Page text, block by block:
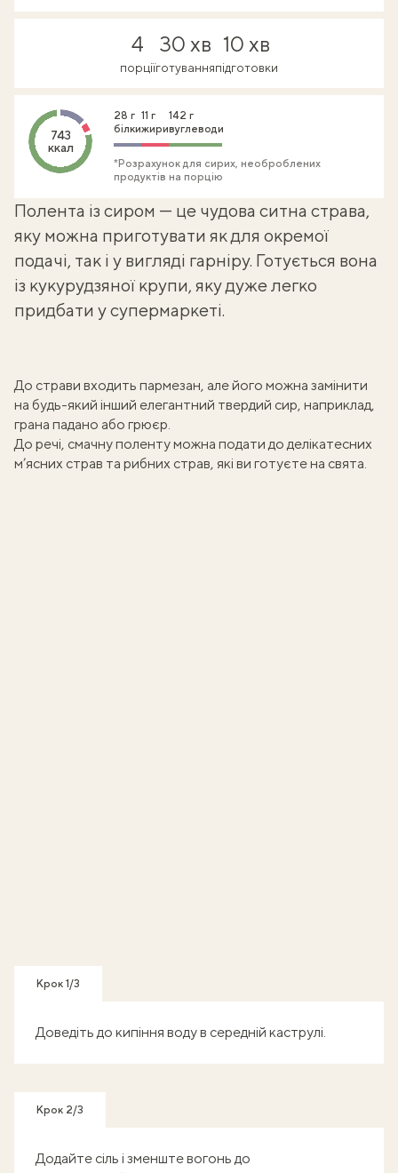
4
порції
30 хв
готування
10 хв
підготовки
743
ккал
28 г
білки
11 г
жири
142 г
вуглеводи
*Розрахунок для сирих, необроблених
продуктів на порцію
Полента із сиром — це чудова ситна страва,
яку можна приготувати як для окремої
подачі, так і у вигляді гарніру. Готується вона
із кукурудзяної крупи, яку дуже легко
придбати у супермаркеті.
До страви входить пармезан, але його можна замінити
на будь-який інший елегантний твердий сир, наприклад,
грана падано або грюєр.
До речі, смачну полентуможна подати до делікатесних
м’ясних страв та рибних страв, які ви готуєте на свята.
Крок 1/3
Доведіть до кипіння воду в середній каструлі.
Крок 2/3
Додайте сіль і зменште вогонь до